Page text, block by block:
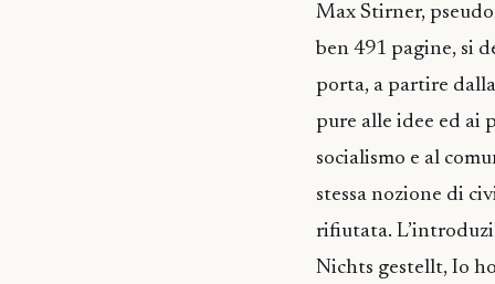
Max Stirner,
ben 491 pagine, si
porta, a partire
pure alle idee ed ai
socialismo e al
stessa nozione di
rifiutata.
Nichts gestellt, Io